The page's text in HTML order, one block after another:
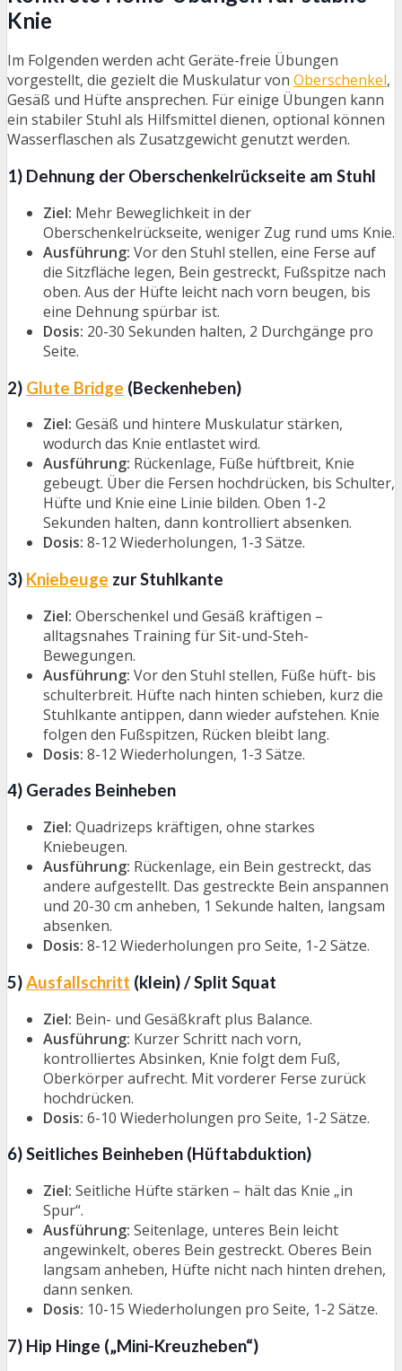
Knie
Im Folgenden werden acht Geräte-freie Übungen
vorgestellt, die gezielt die Muskulatur von Oberschenkel,
Gesäß und Hüfte ansprechen. Für einige Übungen kann
ein stabiler Stuhl als Hilfsmittel dienen, optional können
Wasserflaschen als Zusatzgewicht genutzt werden.
1) Dehnung der Oberschenkelrückseite am Stuhl
Ziel: Mehr Beweglichkeit in der
Oberschenkelrückseite, weniger Zug rund ums Knie.
Ausführung: Vor den Stuhl stellen, eine Ferse auf
die Sitzfläche legen, Bein gestreckt, Fußspitze nach
oben. Aus der Hüfte leicht nach vorn beugen, bis
eine Dehnung spürbar ist.
Dosis: 20-30 Sekunden halten, 2 Durchgänge pro
Seite.
2) Glute Bridge (Beckenheben)
Ziel: Gesäß und hintere Muskulatur stärken,
wodurch das Knie entlastet wird.
Ausführung: Rückenlage, Füße hüftbreit, Knie
gebeugt. Über die Fersen hochdrücken, bis Schulter,
Hüfte und Knie eine Linie bilden. Oben 1-2
Sekunden halten, dann kontrolliert absenken.
Dosis: 8-12 Wiederholungen, 1-3 Sätze.
3) Kniebeuge zur Stuhlkante
Ziel: Oberschenkel und Gesäß kräftigen –
alltagsnahes Training für Sit-und-Steh-
Bewegungen.
Ausführung: Vor den Stuhl stellen, Füße hüft- bis
schulterbreit. Hüfte nach hinten schieben, kurz die
Stuhlkante antippen, dann wieder aufstehen. Knie
folgen den Fußspitzen, Rücken bleibt lang.
Dosis: 8-12 Wiederholungen, 1-3 Sätze.
4) Gerades Beinheben
Ziel: Quadrizeps kräftigen, ohne starkes
Kniebeugen.
Ausführung: Rückenlage, ein Bein gestreckt, das
andere aufgestellt. Das gestreckte Bein anspannen
und 20-30 cm anheben, 1 Sekunde halten, langsam
absenken.
Dosis: 8-12 Wiederholungen pro Seite, 1-2 Sätze.
5)Ausfallschritt (klein) / Split Squat
Ziel: Bein- und Gesäßkraft plus Balance.
Ausführung: Kurzer Schritt nach vorn,
kontrolliertes Absinken, Knie folgt dem Fuß,
Oberkörper aufrecht. Mit vorderer Ferse zurück
hochdrücken.
Dosis: 6-10 Wiederholungen pro Seite, 1-2 Sätze.
6) Seitliches Beinheben (Hüftabduktion)
Ziel: Seitliche Hüfte stärken – hält das Knie „in
Spur“.
Ausführung: Seitenlage, unteres Bein leicht
angewinkelt, oberes Bein gestreckt. Oberes Bein
langsam anheben, Hüfte nicht nach hinten drehen,
dann senken.
Dosis: 10-15 Wiederholungen pro Seite, 1-2 Sätze.
7) Hip Hinge („Mini-Kreuzheben“)